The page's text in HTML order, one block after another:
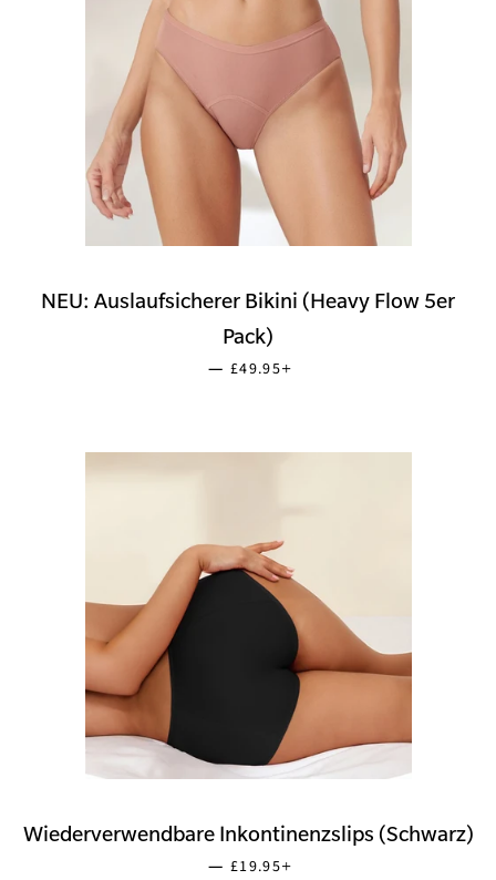
NEU: Auslaufsicherer Bikini (Heavy Flow 5er
Pack)
— SONDERPREIS
£49.95
Wiederverwendbare Inkontinenzslips (Schwarz)
— NORMALER PREIS
£19.95